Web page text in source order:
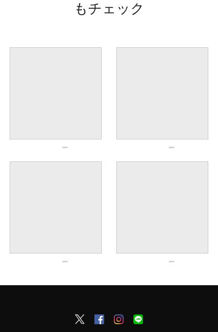
もチェック